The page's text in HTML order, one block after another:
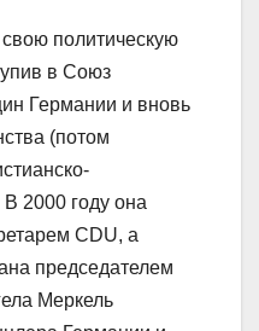
политическую
в Союз
Германии и вновь
(потом
2000 году она
CDU, а
председателем
Меркель